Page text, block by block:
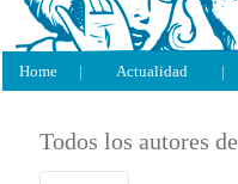
Home | Actualidad |
Todos los autores de